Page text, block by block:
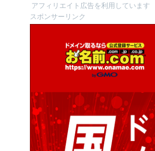
アフィリエイト広告を利用しています
スポンサーリンク